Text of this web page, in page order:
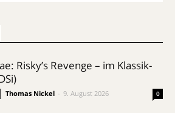
Risky’s Revenge – im Klassik-
Thomas Nickel 9. August 2026 0